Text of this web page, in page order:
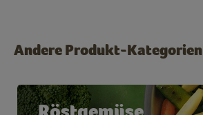
Andere Produkt-Kategorien